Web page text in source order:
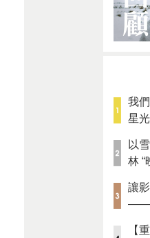
我
星
以
林 “
讓
——
【